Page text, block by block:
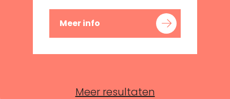
Meer info
Meer resultaten